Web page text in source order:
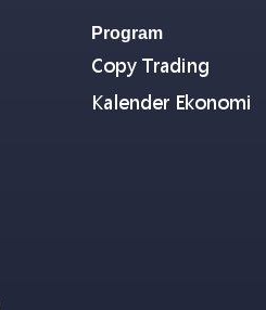
Program
Copy Trading
Kalender Ekonomi